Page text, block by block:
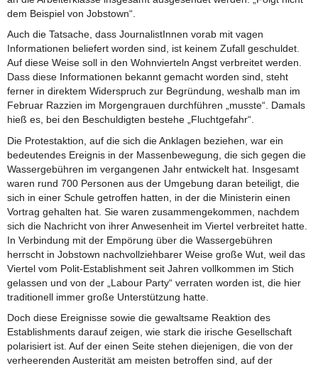
dem Beispiel von Jobstown“.
Auch die Tatsache, dass JournalistInnen vorab mit vagen
Informationen beliefert worden sind, ist keinem Zufall geschuldet.
Auf diese Weise soll in den Wohnvierteln Angst verbreitet werden.
Dass diese Informationen bekannt gemacht worden sind, steht
ferner in direktem Widerspruch zur Begründung, weshalb man im
Februar Razzien im Morgengrauen durchführen „musste“. Damals
hieß es, bei den Beschuldigten bestehe „Fluchtgefahr“.
Die Protestaktion, auf die sich die Anklagen beziehen, war ein
bedeutendes Ereignis in der Massenbewegung, die sich gegen die
Wassergebühren im vergangenen Jahr entwickelt hat. Insgesamt
waren rund 700 Personen aus der Umgebung daran beteiligt, die
sich in einer Schule getroffen hatten, in der die Ministerin einen
Vortrag gehalten hat. Sie waren zusammengekommen, nachdem
sich die Nachricht von ihrer Anwesenheit im Viertel verbreitet hatte.
In Verbindung mit der Empörung über die Wassergebühren
herrscht in Jobstown nachvollziehbarer Weise große Wut, weil das
Viertel vom Polit-Establishment seit Jahren vollkommen im Stich
gelassen und von der „Labour Party“ verraten worden ist, die hier
traditionell immer große Unterstützung hatte.
Doch diese Ereignisse sowie die gewaltsame Reaktion des
Establishments darauf zeigen, wie stark die irische Gesellschaft
polarisiert ist. Auf der einen Seite stehen diejenigen, die von der
verheerenden Austerität am meisten betroffen sind, auf der